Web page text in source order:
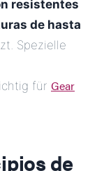
resistentes
de hasta
Spezielle
für Gear
de